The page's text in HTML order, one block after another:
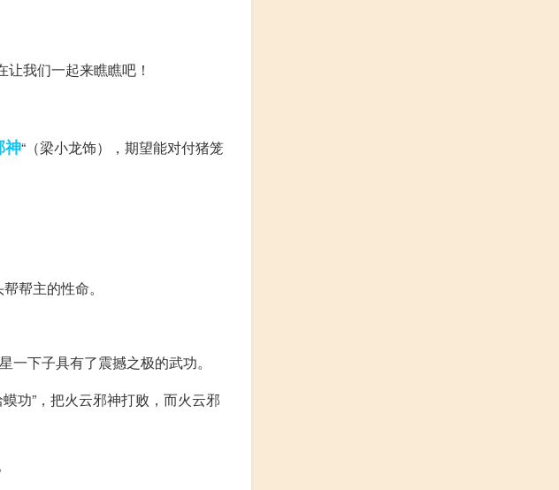
我们一起来瞧瞧吧！
神“（梁小龙饰），期望能对付猪笼
帮主的性命。
下子具有了震撼之极的武功。
功”，把火云邪神打败，而火云邪